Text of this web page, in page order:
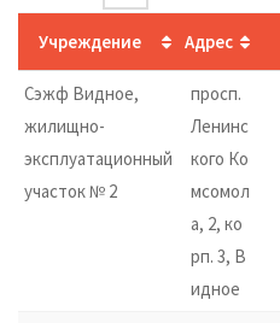
Учреждение Адрес
Сэжф Видное,
жилищно-
эксплуатационный
участок № 2
просп.
Ленинс
кого Ко
мсомол
а, 2, ко
рп. 3, В
идное